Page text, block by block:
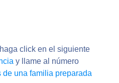
click en el siguiente
y llame al número
de una familia preparada